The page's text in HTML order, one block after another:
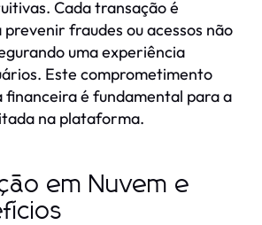
Cada transação é
fraudes ou acessos não
uma experiência
Este comprometimento
financeira é fundamental para a
na plataforma.
em Nuvem e